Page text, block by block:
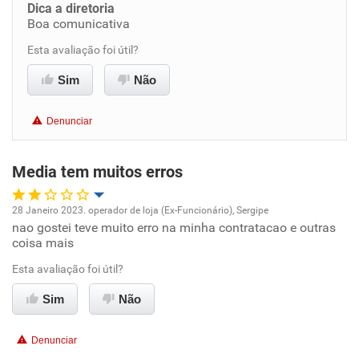
Benefícios
Recomenda esta empresa
Recomenda a diretoria
Dica a diretoria
Boa comunicativa
Esta avaliação foi útil?
Sim Não
Denunciar
Media tem muitos erros
Oportunidade de promoção
Ambiente de trabalho
Conciliação com a vida familiar
28 Janeiro 2023. operador de loja (Ex-Funcionário), Sergipe
nao gostei teve muito erro na minha contratacao e outras
coisa mais
Esta avaliação foi útil?
Sim Não
Denunciar